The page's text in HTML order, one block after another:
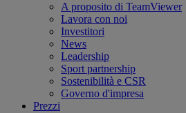
A proposito di TeamViewer
Lavora con noi
Investitori
News
Leadership
Sport partnership
Sostenibilità e CSR
Governo d'impresa
Prezzi